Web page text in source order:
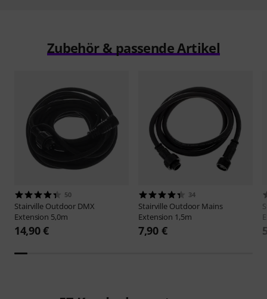
Zubehör & passende Artikel
50
Stairville Outdoor DMX
Extension 5,0m
14,90 €
34
Stairville Outdoor Mains
Extension 1,5m
7,90 €